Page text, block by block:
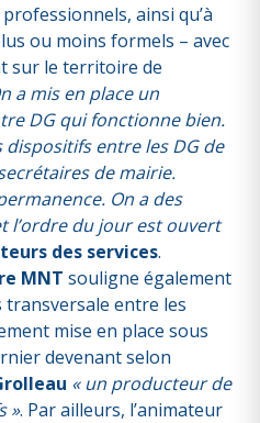
ainsi qu’à
ou moins formels – avec
sur le territoire de
a mis en place un
DG qui fonctionne bien.
dispositifs entre les DG de
de mairie.
On a des
l’ordre du jour est ouvert
des services.
MNT souligne également
transversale entre les
mise en place sous
devenant selon
« un producteur de
». Par ailleurs, l’animateur